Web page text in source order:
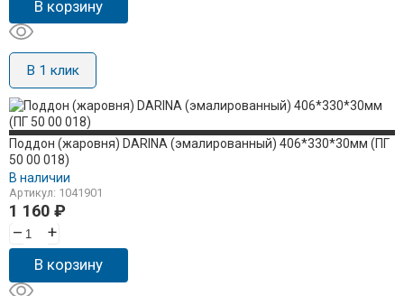
В корзину
В 1 клик
Поддон (жаровня) DARINA (эмалированный) 406*330*30мм (ПГ
50 00 018)
В наличии
Артикул: 1041901
1 160 ₽
–
+
В корзину